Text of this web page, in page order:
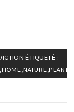
ÉTIQUETÉ :
,HOME,NATURE,PLANTS